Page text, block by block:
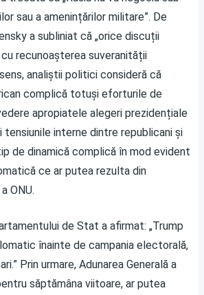
sau a amenințărilor militare”. De
a subliniat că „orice discuții
recunoașterea suveranității
analiștii politici consideră că
complică totuși eforturile de
apropiatele alegeri prezidențiale
interne dintre republicani și
de dinamică complică în mod evident
ce ar putea rezulta din
ONU.
de Stat a afirmat: „Trump
înainte de campania electorală,
Prin urmare, Adunarea Generală a
săptămâna viitoare, ar putea